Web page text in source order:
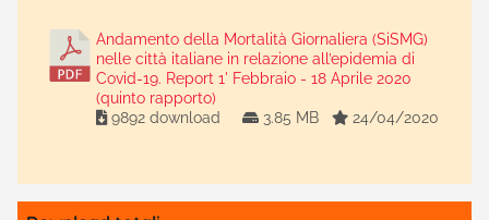
Andamento della Mortalità Giornaliera (SiSMG)
nelle città italiane in relazione all’epidemia di
Covid-19. Report 1' Febbraio - 18 Aprile 2020
(quinto rapporto)
9892 download
3.85 MB 24/04/2020